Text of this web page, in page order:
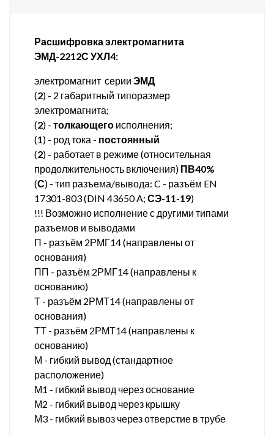
Расшифровка электромагнита
ЭМД-2212С УХЛ4:
электромагнит серии ЭМД
(2) - 2 габаритный типоразмер
электромагнита;
(2) - толкающего исполнения;
(1 ) - род тока - постоянный
(2) - работает в режиме (относительная
продолжительность включения) ПВ40%
(С) - тип разъема/вывода: C - разъём EN
17301-803 (DIN 43650 A; СЭ-11-19)
!!! Возможно исполнение с другими типами
разъемов и выводами
П - разъём 2РМГ14 (направлены от
основания)
ПП - разъём 2РМГ14 (направлены к
основанию)
Т - разъём 2РМТ14 (направлены от
основания)
ТТ - разъём 2РМТ14 (направлены к
основанию)
М - гибкий вывод (стандартное
расположение)
М1 - гибкий вывод через основание
М2 - гибкий вывод через крышку
М3 - гибкий вывоз через отверстие в трубе